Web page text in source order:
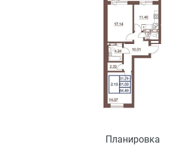
Планировка